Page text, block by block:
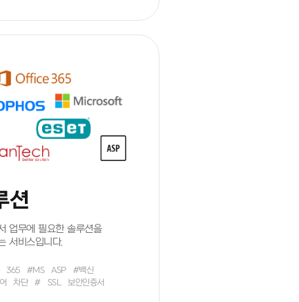
션
업무에 필요한 솔루션을
서비스입니다.
365 #MS ASP
#백신
차단 # SSL 보안인증서